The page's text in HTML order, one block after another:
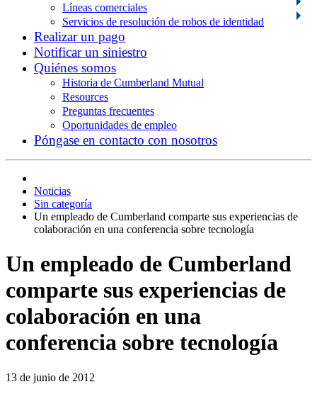
Líneas comerciales
Servicios de resolución de robos de identidad
Realizar un pago
Notificar un siniestro
Quiénes somos
Historia de Cumberland Mutual
Resources
Preguntas frecuentes
Oportunidades de empleo
Póngase en contacto con nosotros
Noticias
Sin categoría
Un empleado de Cumberland comparte sus experiencias de
colaboración en una conferencia sobre tecnología
Un empleado de Cumberland
comparte sus experiencias de
colaboración en una
conferencia sobre tecnología
13 de junio de 2012